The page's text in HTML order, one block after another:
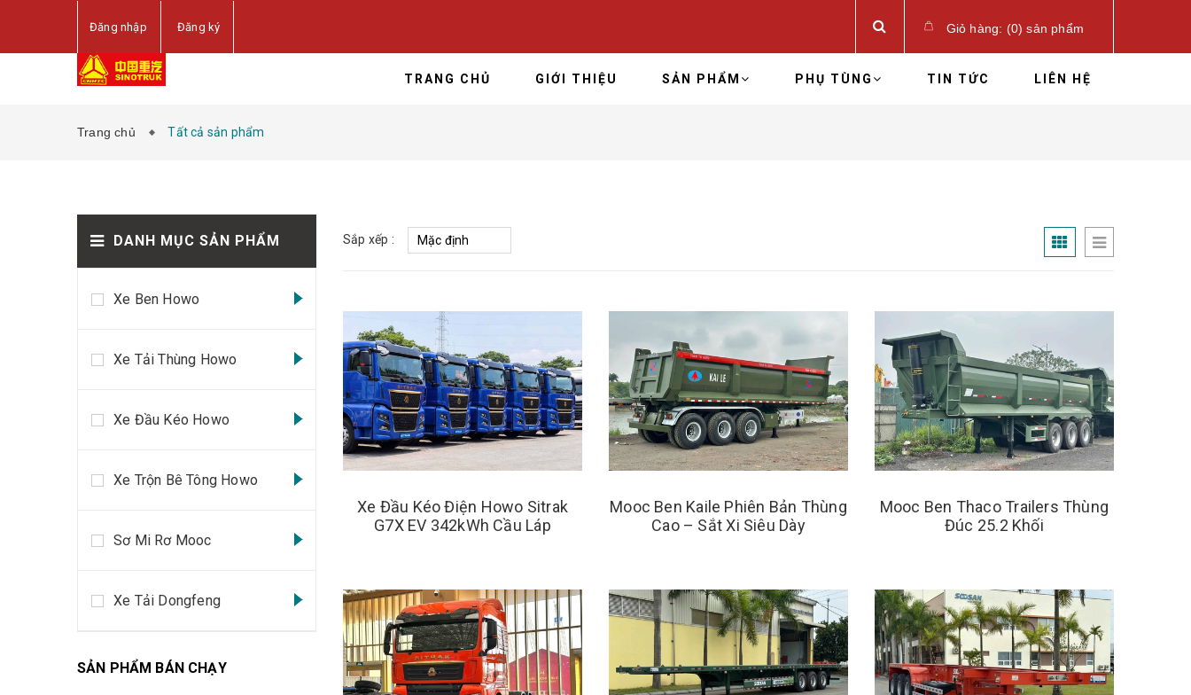
Đăng nhập Đăng ký Giỏ hàng: (0)sản phẩm
TRANG CHỦ GIỚI THIỆU SẢN PHẨM PHỤ TÙNG TIN TỨC LIÊN HỆ
Trang chủ Tất cả sản phẩm
DANH MỤC SẢN PHẨM
Xe Ben Howo
Xe Tải Thùng Howo
Xe Đầu Kéo Howo
Xe Trộn Bê Tông Howo
Sơ Mi Rơ Mooc
Xe Tải Dongfeng
SẢN PHẨM BÁN CHẠY
Sắp xếp :
Xe Đầu Kéo Điện Howo Sitrak
G7X EV 342kWh Cầu Láp
Mooc Ben Kaile Phiên Bản Thùng
Cao – Sắt Xi Siêu Dày
Mooc Ben Thaco Trailers Thùng
Đúc 25.2 Khối